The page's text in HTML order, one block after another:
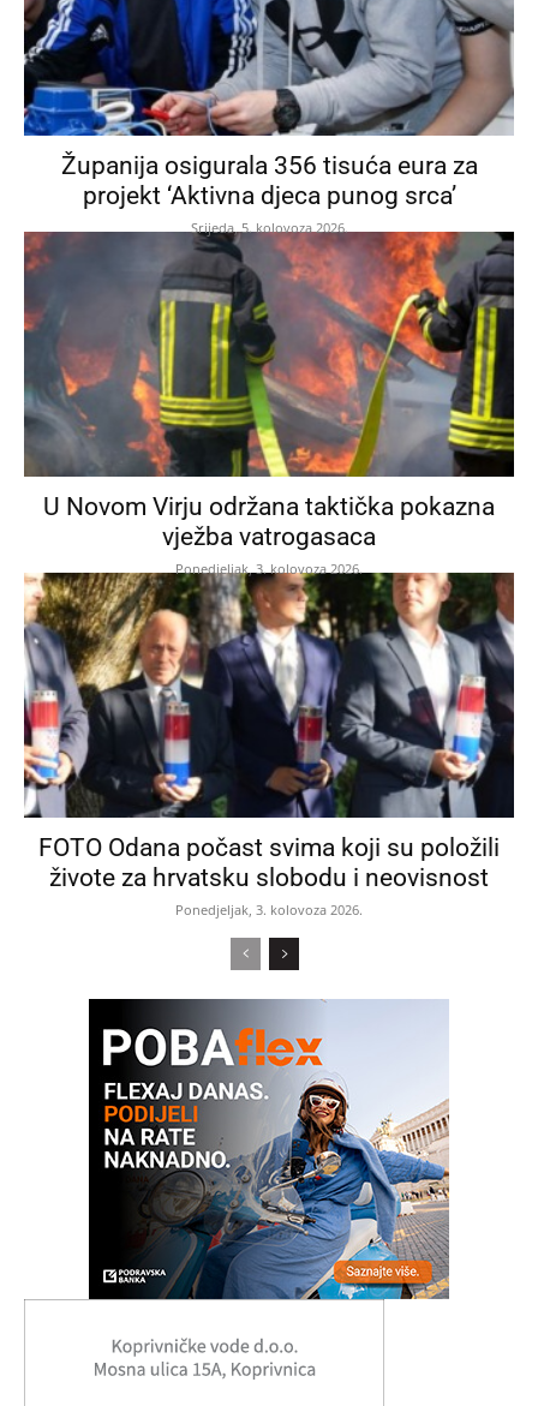
Županija osigurala 356 tisuća eura za
projekt ‘Aktivna djeca punog srca’
Srijeda, 5. kolovoza 2026.
U Novom Virju održana taktička pokazna
vježba vatrogasaca
Ponedjeljak, 3. kolovoza 2026.
FOTO Odana počast svima koji su položili
živote za hrvatsku slobodu i neovisnost
Ponedjeljak, 3. kolovoza 2026.